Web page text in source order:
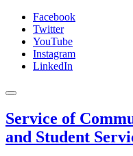
Facebook
Twitter
YouTube
Instagram
LinkedIn
Service of
and Student